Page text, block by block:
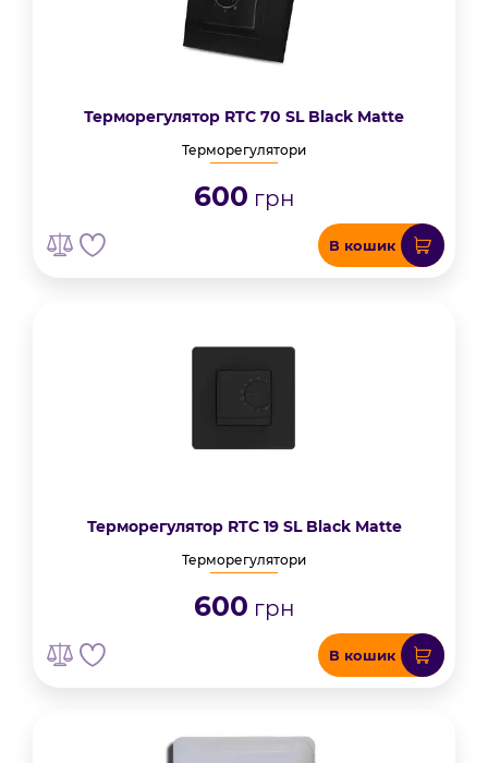
Терморегулятор RTC 70 SL Black Matte
Терморегулятори
600 грн
В кошик
Терморегулятор RTC 19 SL Black Matte
Терморегулятори
600 грн
В кошик